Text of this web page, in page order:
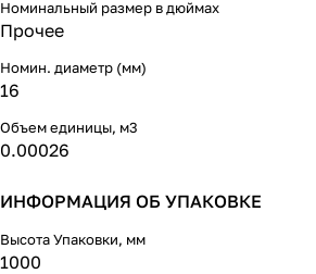
Номинальный размер в дюймах
Прочее
Номин. диаметр (мм)
16
Объем единицы, м3
0.00026
ИНФОРМАЦИЯ ОБ УПАКОВКЕ
Высота Упаковки, мм
1000